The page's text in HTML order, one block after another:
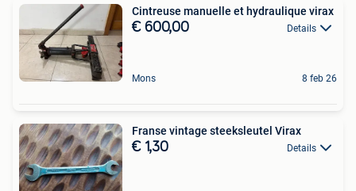
Cintreuse manuelle et hydraulique virax
€ 600,00 Details
Mons 8 feb 26
Franse vintage steeksleutel Virax
€ 1,30 Details